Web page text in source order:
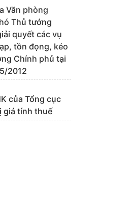
Văn phòng
Thủ tướng
quyết các vụ
tồn đọng, kéo
Chính phủ tại
2012
của Tổng cục
giá tính thuế